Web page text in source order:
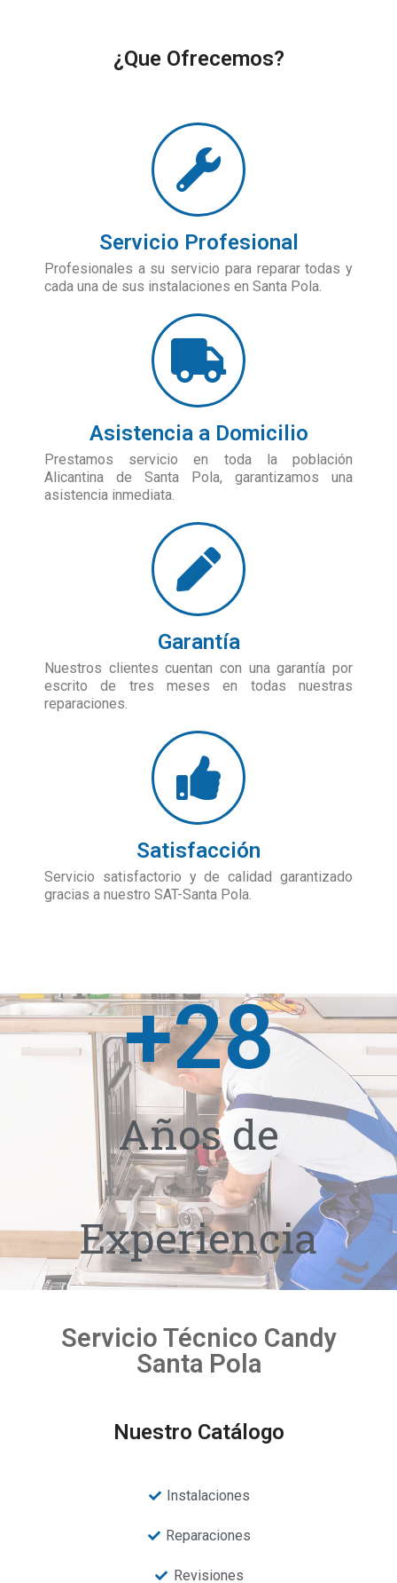
¿Que Ofrecemos?
Servicio Profesional
Profesionales a su servicio para reparar todas y
cada una de sus instalaciones en Santa Pola.
Asistencia a Domicilio
Prestamos servicio en toda la población
Alicantina de Santa Pola, garantizamos una
asistencia inmediata.
Garantía
Nuestros clientes cuentan con una garantía por
escrito de tres meses en todas nuestras
reparaciones.
Satisfacción
Servicio satisfactorio y de calidad garantizado
gracias a nuestro SAT-Santa Pola.
+28
Años de
Experiencia
Servicio Técnico Candy
Santa Pola
Nuestro Catálogo
Instalaciones
Reparaciones
Revisiones